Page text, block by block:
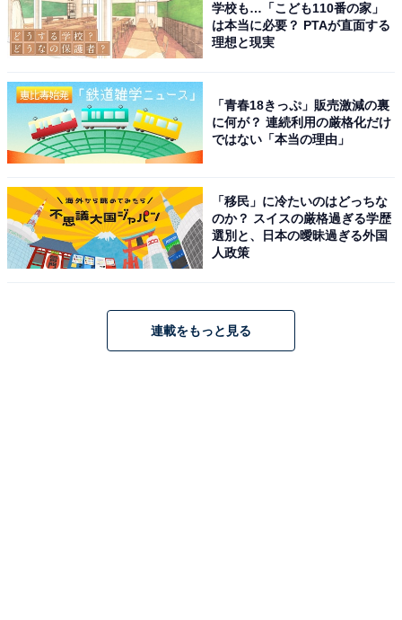
学校も…「こども110番の家」
は本当に必要？ PTAが直面する
理想と現実
「青春18きっぷ」販売激減の裏
に何が？ 連続利用の厳格化だけ
ではない「本当の理由」
「移民」に冷たいのはどっちな
のか？ スイスの厳格過ぎる学歴
選別と、日本の曖昧過ぎる外国
人政策
連載をもっと見る